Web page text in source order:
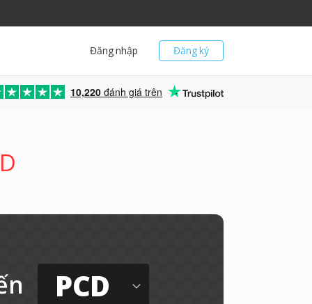
Đăng ký
Đăng nhập
10,220 đánh giá trên
PCD